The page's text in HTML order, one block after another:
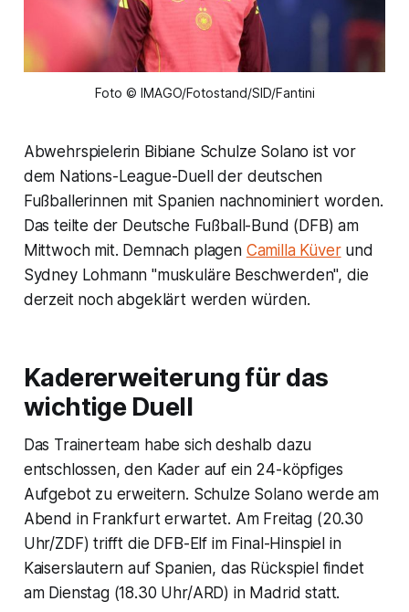
Foto © IMAGO/Fotostand/SID/Fantini
Abwehrspielerin Bibiane Schulze Solano ist vor
dem Nations-League-Duell der deutschen
Fußballerinnen mit Spanien nachnominiert worden.
Das teilte der Deutsche Fußball-Bund (DFB) am
Mittwoch mit. Demnach plagen Camilla Küverund
Sydney Lohmann "muskuläre Beschwerden", die
derzeit noch abgeklärt werden würden.
Kadererweiterung für das
wichtige Duell
Das Trainerteam habe sich deshalb dazu
entschlossen, den Kader auf ein 24-köpfiges
Aufgebot zu erweitern. Schulze Solano werde am
Abend in Frankfurt erwartet. Am Freitag (20.30
Uhr/ZDF) trifft die DFB-Elf im Final-Hinspiel in
Kaiserslautern auf Spanien, das Rückspiel findet
am Dienstag (18.30 Uhr/ARD) in Madrid statt.